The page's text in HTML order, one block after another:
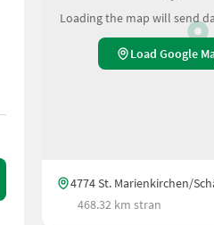
Manuel
Loading the map will send
Load Google
4774 St. Marienkirchen/
468.32 km stran